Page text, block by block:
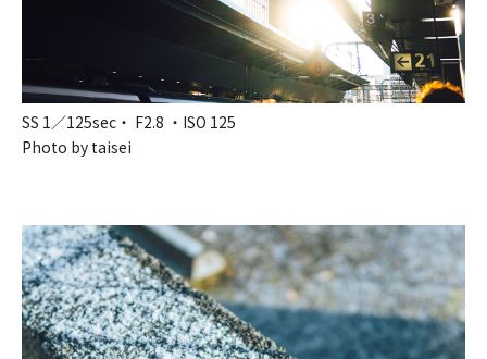
SS 1／125sec・ F2.8 ・ISO 125
Photo by taisei